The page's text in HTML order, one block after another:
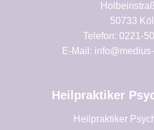
50733
Telefon: 0221-
E-Mail:
Heilpraktiker
Heilpraktiker